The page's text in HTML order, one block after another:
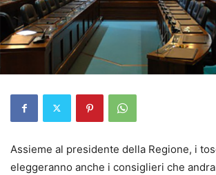
Assieme al presidente della Regione, i
eleggeranno anche i consiglieri che